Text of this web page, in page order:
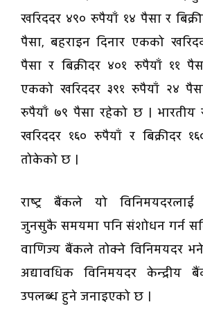
खरिददर ४९० रुपैयाँ १४ पैसा र
पैसा, बहराइन दिनार एकको
पैसा र बिक्रीदर ४०१ रुपैयाँ ११
एकको खरिददर ३९१ रुपैयाँ २४
रुपैयाँ ७९ पैसा रहेको छ ।
खरिददर १६० रुपैयाँ र बिक्रीदर
तोकेको छ ।
राष्ट्र बैंकले यो
जुनसुकै समयमा पनि संशोधन गर्न
वाणिज्य बैंकले तोक्ने विनिमयदर
अद्यावधिक विनिमयदर केन्द्रीय
उपलब्ध हुने जनाइएको छ ।